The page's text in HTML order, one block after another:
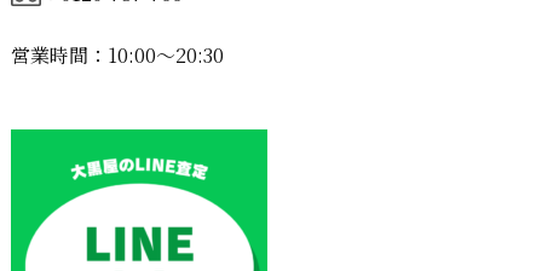
営業時間：10:00〜20:30